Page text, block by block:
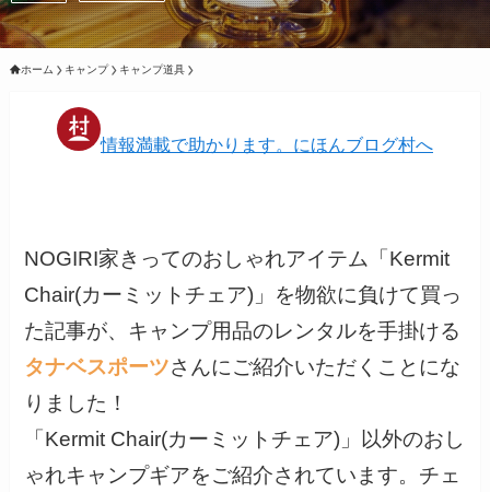
ホーム キャンプ キャンプ道具
情報満載で助かります。にほんブログ村へ
NOGIRI家きってのおしゃれアイテム「Kermit
Chair(カーミットチェア)」を物欲に負けて買っ
た記事が、キャンプ用品のレンタルを手掛ける
タナベスポーツさんにご紹介いただくことにな
りました！
「Kermit Chair(カーミットチェア)」以外のおし
ゃれキャンプギアをご紹介されています。チェ